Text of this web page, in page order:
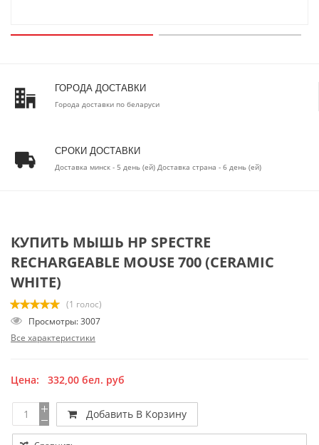
ГОРОДА ДОСТАВКИ
Города доставки по беларуси
СРОКИ ДОСТАВКИ
Доставка минск - 5 день (ей) Доставка страна - 6 день (ей)
КУПИТЬ МЫШЬ HP SPECTRE
RECHARGEABLE MOUSE 700 (CERAMIC
WHITE)
(1 голос)
Просмотры: 3007
Все характеристики
Цена: 332,00 бел. руб
Добавить В Корзину